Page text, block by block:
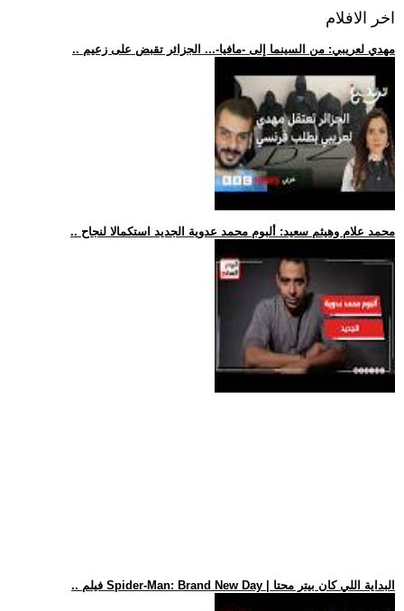
اخر الافلام
.. مهدي لعريبي: من السينما إلى -مافيا-... الجزائر تقبض على زعيم
.. محمد علام وهيثم سعيد: ألبوم محمد عدوية الجديد استكمالا لنجاح
.. فيلم Spider-Man: Brand New Day | البداية اللي كان بيتر محتا